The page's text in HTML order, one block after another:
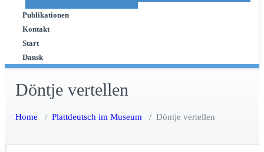
Publikationen
Kontakt
Start
Dansk
Döntje vertellen
Home / Plattdeutsch im Museum / Döntje vertellen